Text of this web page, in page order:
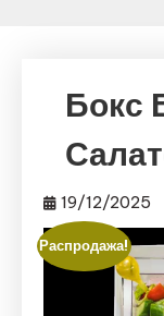
Бокс
19/12/2025
Распродажа!